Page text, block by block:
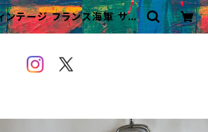
ンテージ フランス海軍 サマ
ット ビンテージ ユーロワー